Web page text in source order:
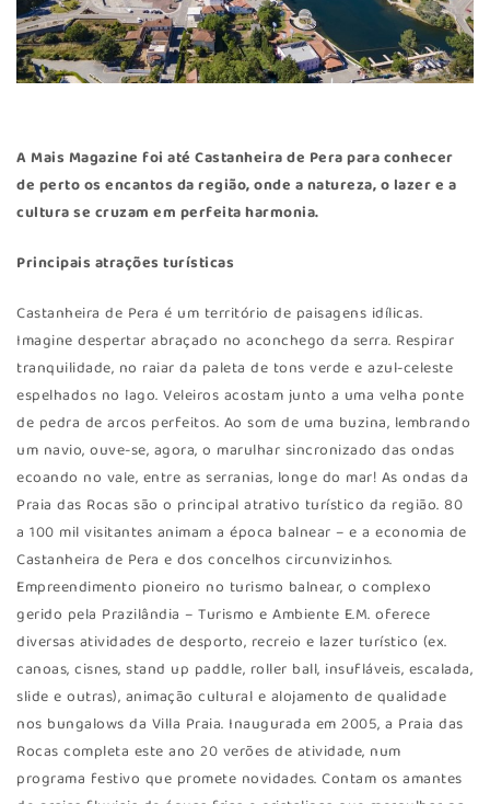
A Mais Magazine foi até Castanheira de Perapara conhecer
de perto os encantos da região, onde a natureza, o lazer e a
cultura se cruzam em perfeita harmonia.
Principais atrações turísticas
Castanheira de Pera é um território de paisagens idílicas.
Imagine despertar abraçado no aconchego da serra. Respirar
tranquilidade, no raiar da paleta de tons verde e azul-celeste
espelhados no lago. Veleiros acostam junto a uma velha ponte
de pedra de arcos perfeitos. Ao som de uma buzina, lembrando
um navio, ouve-se, agora, o marulhar sincronizado das ondas
ecoando no vale, entre as serranias, longe do mar! As ondas da
Praia das Rocas são o principal atrativo turístico da região. 80
a 100 mil visitantes animam a época balnear – e a economia de
Castanheira de Pera e dos concelhos circunvizinhos.
Empreendimento pioneiro no turismo balnear, o complexo
gerido pela Prazilândia – Turismo e Ambiente E.M. oferece
diversas atividades de desporto, recreio e lazer turístico (ex.
canoas, cisnes, stand up paddle, roller ball, insufláveis, escalada,
slide e outras), animação cultural e alojamento de qualidade
nos bungalows da Villa Praia. Inaugurada em 2005, a Praia das
Rocas completa este ano 20 verões de atividade, num
programa festivo que promete novidades. Contam os amantes